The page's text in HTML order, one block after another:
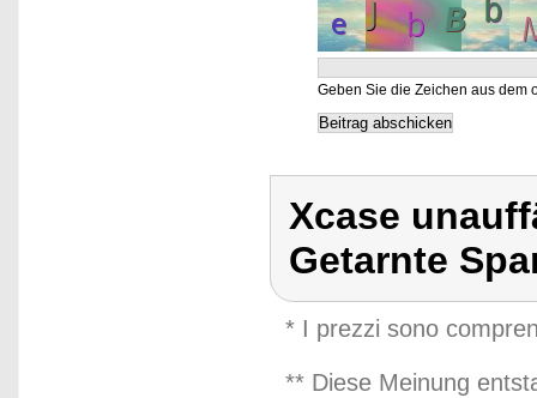
Geben Sie die Zeichen aus dem
Xcase
Getarnte
* I prezzi sono
** Diese Meinung